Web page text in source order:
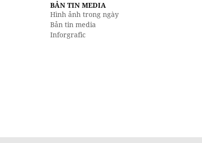
BẢN TIN MEDIA
Hình ảnh trong ngày
Bản tin media
Inforgrafic